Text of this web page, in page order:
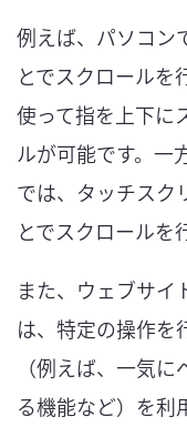
例えば、パソコン
とでスクロールを
使って指を上下に
ルが可能です。一
では、タッチスク
とでスクロールを
また、ウェブサイ
は、特定の操作を
（例えば、一気
る機能など）を利